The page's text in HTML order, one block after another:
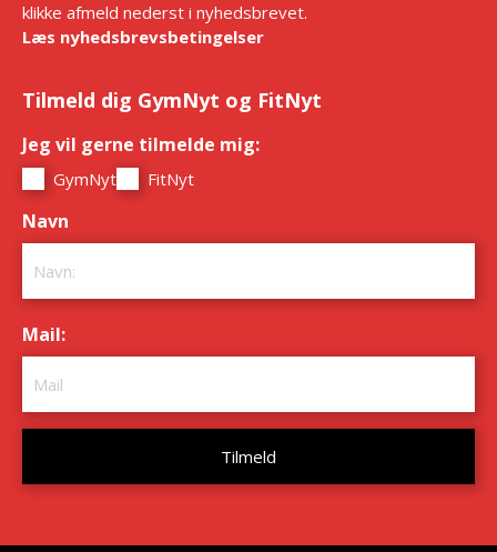
klikke afmeld nederst i nyhedsbrevet.
Læs nyhedsbrevsbetingelser
Tilmeld dig GymNyt og FitNyt
Jeg vil gerne tilmelde mig:
GymNyt FitNyt
Navn
Mail: